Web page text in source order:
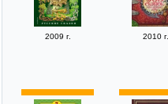
2009 г. 2010 г.